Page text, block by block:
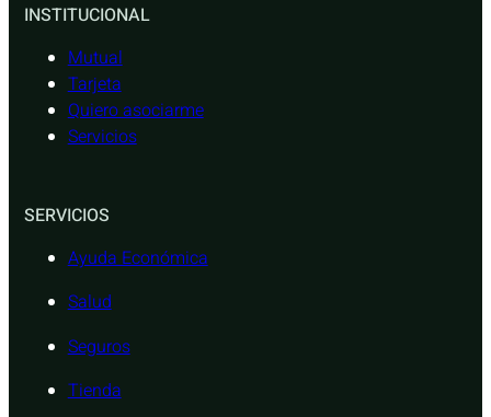
INSTITUCIONAL
Mutual
Tarjeta
Quiero asociarme
Servicios
SERVICIOS
Ayuda Económica
Salud
Seguros
Tienda